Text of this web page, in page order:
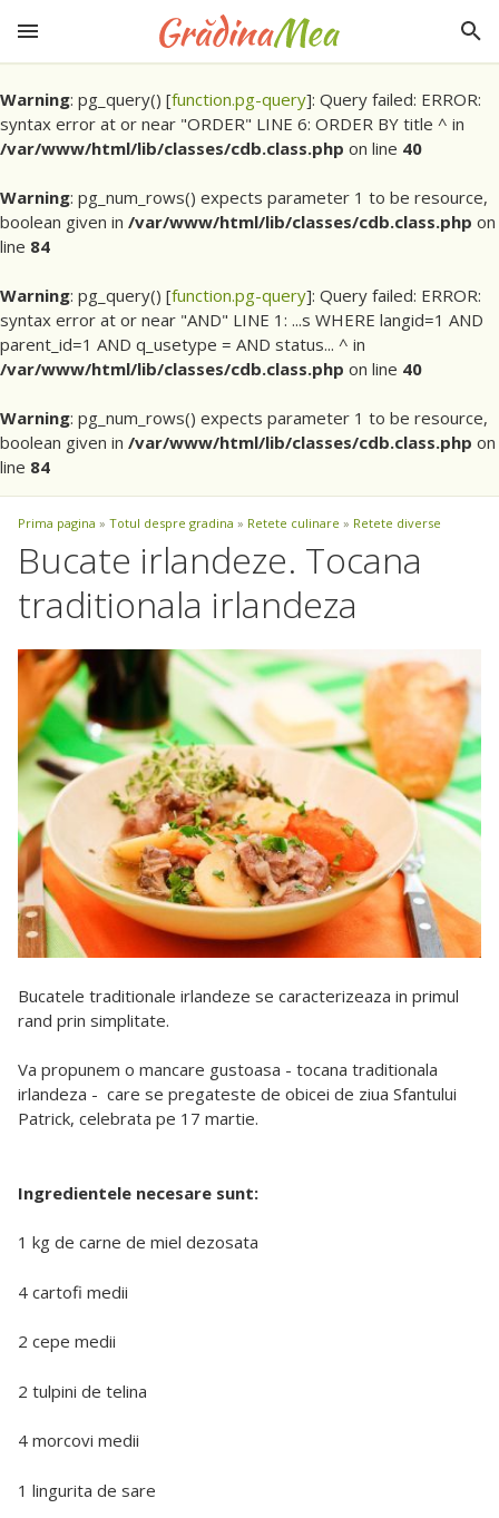
Warning: pg_query() [function.pg-query]: Query failed: ERROR:
syntax error at or near "ORDER" LINE 6: ORDER BY title ^ in
/var/www/html/lib/classes/cdb.class.php on line 40
Warning: pg_num_rows() expects parameter 1 to be resource,
boolean given in /var/www/html/lib/classes/cdb.class.php on
line 84
Warning: pg_query() [function.pg-query]: Query failed: ERROR:
syntax error at or near "AND" LINE 1: ...s WHERE langid=1 AND
parent_id=1 AND q_usetype = AND status... ^ in
/var/www/html/lib/classes/cdb.class.php on line 40
Warning: pg_num_rows() expects parameter 1 to be resource,
boolean given in /var/www/html/lib/classes/cdb.class.php on
line 84
Prima pagina » Totul despre gradina » Retete culinare » Retete diverse
Bucate irlandeze. Tocana
traditionala irlandeza
Bucatele traditionale irlandeze se caracterizeaza in primul
rand prin simplitate.
Va propunem o mancare gustoasa - tocana traditionala
irlandeza - care se pregateste de obicei de ziua Sfantului
Patrick, celebrata pe 17 martie.
Ingredientele necesare sunt:
1 kg de carne de miel dezosata
4 cartofi medii
2 cepe medii
2 tulpini de telina
4 morcovi medii
1 lingurita de sare